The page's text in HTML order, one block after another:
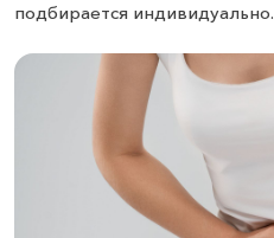
подбирается индивидуально.